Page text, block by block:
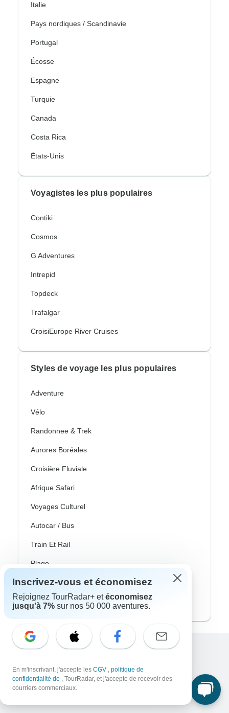
Italie
Pays nordiques / Scandinavie
Portugal
Écosse
Espagne
Turquie
Canada
Costa Rica
États-Unis
Voyagistes les plus populaires
Contiki
Cosmos
G Adventures
Intrepid
Topdeck
Trafalgar
CroisiEurope River Cruises
Styles de voyage les plus populaires
Adventure
Vélo
Randonnee & Trek
Aurores Boréales
Croisière Fluviale
Afrique Safari
Voyages Culturel
Autocar / Bus
Train Et Rail
Plage
Famille
Voyages Privés
10,000+avis sur
Inscrivez-vous et économisez
Rejoignez TourRadar+ etéconomisez
jusqu'à 7% sur nos 50 000 aventures.
En m'inscrivant, j'accepte les CGV , politique de
confidentialité de , TourRadar, et j'accepte de recevoir des
courriers commerciaux.